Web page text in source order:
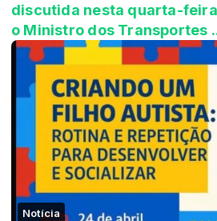
discutida nesta quarta-
o Ministro dos Transportes
Notícia